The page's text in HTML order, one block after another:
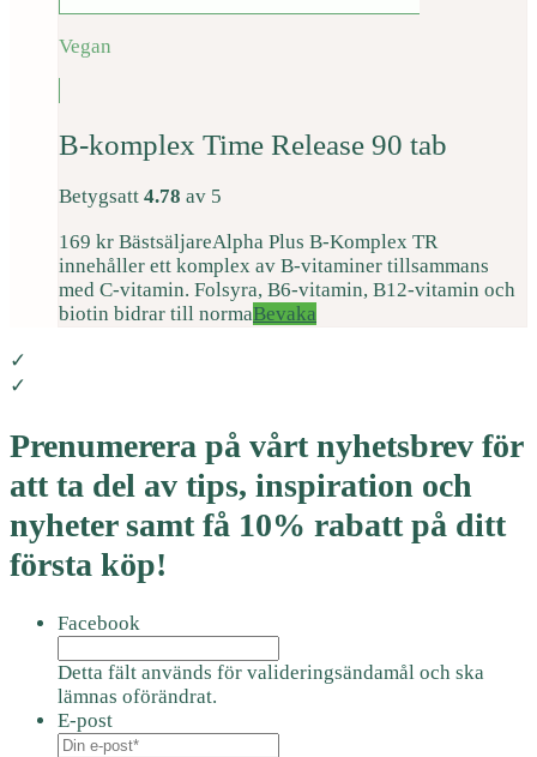
Vegan
B-komplex Time Release 90 tab
Betygsatt 4.78 av 5
169 kr BästsäljareAlpha Plus B-Komplex TR
innehåller ett komplex av B-vitaminer tillsammans
med C-vitamin. Folsyra, B6-vitamin, B12-vitamin och
biotin bidrar till normaBevaka
✓
✓
Prenumerera på vårt nyhetsbrev för
att ta del av tips, inspiration och
nyheter samt få 10% rabatt på ditt
första köp!
Facebook
Detta fält används för valideringsändamål och ska
lämnas oförändrat.
E-post